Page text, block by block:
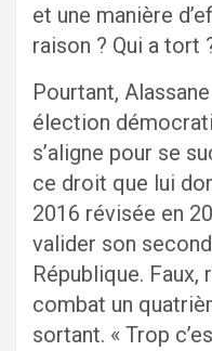
et une manière
raison ? Qui a tort
Pourtant,
élection
s’aligne pour se
ce droit que lui
2016 révisée en
valider son
République.
combat un
sortant. « Trop